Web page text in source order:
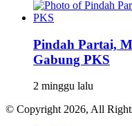
Pindah Partai,
Gabung PKS
2 minggu lalu
© Copyright 2026, All